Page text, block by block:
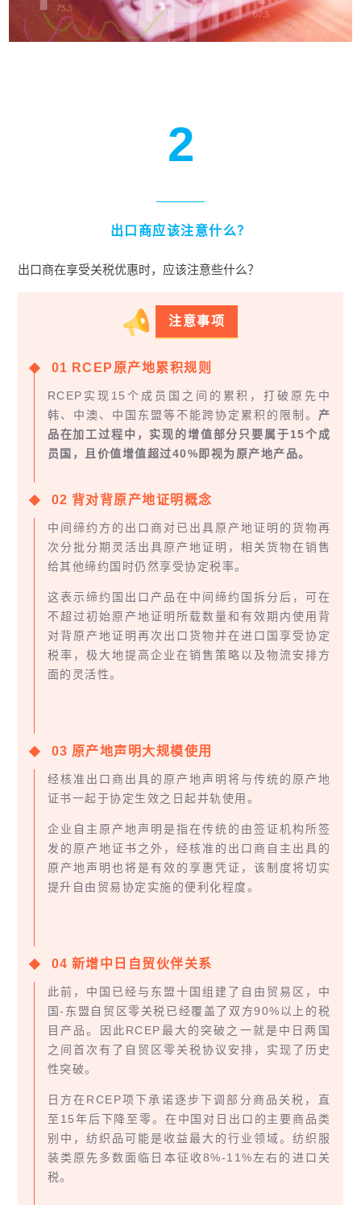
2
出口商应该注意什么？
出口商在享受关税优惠时，应该注意些什么？
注意事项
01 RCEP原产地累积规则
RCEP实现15个成员国之间的累积，打破原先中
韩、中澳、中国东盟等不能跨协定累积的限制。 产
品在加工过程中，实现的增值部分只要属于15个成
员国，且价值增值超过40%即视为原产地产品。
02 背对背原产地证明概念
中间缔约方的出口商对已出具原产地证明的货物再
次分批分期灵活出具原产地证明，相关货物在销售
给其他缔约国时仍然享受协定税率。
这表示缔约国出口产品在中间缔约国拆分后，可在
不超过初始原产地证明所载数量和有效期内使用背
对背原产地证明再次出口货物并在进口国享受协定
税率，极大地提高企业在销售策略以及物流安排方
面的灵活性。
03 原产地声明大规模使用
经核准出口商出具的原产地声明将与传统的原产地
证书一起于协定生效之日起并轨使用。
企业自主原产地声明是指在传统的由签证机构所签
发的原产地证书之外，经核准的出口商自主出具的
原产地声明也将是有效的享惠凭证，该制度将切实
提升自由贸易协定实施的便利化程度。
04 新增中日自贸伙伴关系
此前，中国已经与东盟十国组建了自由贸易区，中
国-东盟自贸区零关税已经覆盖了双方90%以上的税
目产品。因此RCEP最大的突破之一就是中日两国
之间首次有了自贸区零关税协议安排，实现了历史
性突破。
日方在RCEP项下承诺逐步下调部分商品关税，直
至15年后下降至零。在中国对日出口的主要商品类
别中，纺织品可能是收益最大的行业领域。纺织服
装类原先多数面临日本征收8%-11%左右的进口关
税。